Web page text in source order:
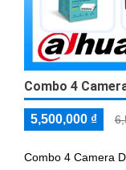
Combo 4
5,500,000 ₫
Combo 4 Camera